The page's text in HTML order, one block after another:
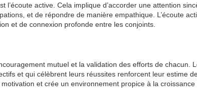
l’écoute active. Cela implique d’accorder une attention
et de répondre de manière empathique. L’écoute
et de connexion profonde entre les conjoints.
mutuel et la validation des efforts de chacun.
et qui célèbrent leurs réussites renforcent leur estime
et crée un environnement propice à la